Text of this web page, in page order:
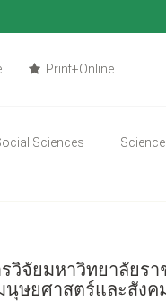
Print+Online
Sciences
รวิจัยมหาวิทยาลัยร
นุษยศาสตร์และสังค